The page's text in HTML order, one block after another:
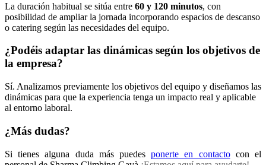
La duración habitual se sitúa entre 60 y 120 minutos, con
posibilidad de ampliar la jornada incorporando espacios de descanso
o catering según las necesidades del equipo.
¿Podéis adaptar las dinámicas según los objetivos de
la empresa?
Sí. Analizamos previamente los objetivos del equipo y diseñamos las
dinámicas para que la experiencia tenga un impacto real y aplicable
al entorno laboral.
¿Más dudas?
Si tienes alguna duda más puedesponerte en contactocon el